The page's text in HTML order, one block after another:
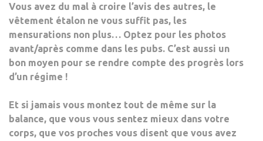
Vous avez du mal à croire l’avis des autres, le
vêtement étalon ne vous suffit pas, les
mensurations non plus… Optez pour les photos
avant/après comme dans les pubs. C’est aussi un
bon moyen pour se rendre compte des progrès lors
d’un régime !
Et si jamais vous montez tout de même sur la
balance, que vous vous sentez mieux dans votre
corps, que vos proches vous disent que vous avez